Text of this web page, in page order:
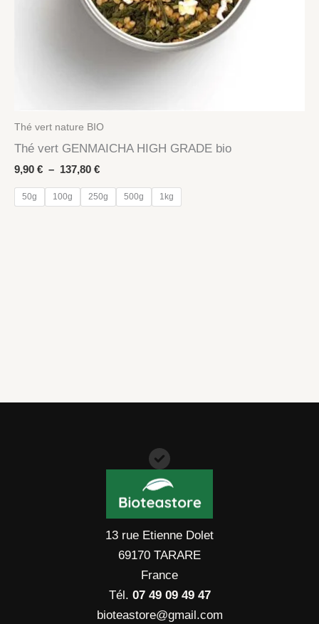
Thé vert nature BIO
Thé vert GENMAICHA HIGH GRADE bio
9,90 € – 137,80 €Plage
prix :
9,90 €
50g 100g 250g 500g 1kg
13 rue Etienne Dolet
69170 TARARE
France
Tél. 07 49 09 49 47
bioteastore@gmail.com